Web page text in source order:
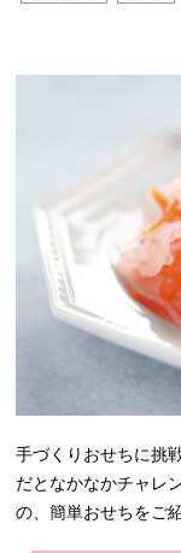
手づくりおせちに挑
だとなかなかチャレ
の、簡単おせちをご